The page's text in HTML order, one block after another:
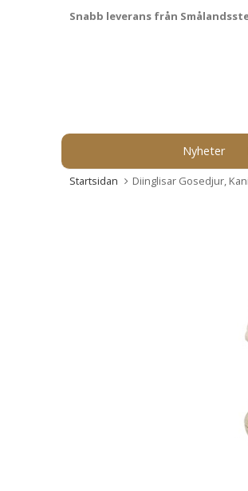
Snabb leverans från
Nyheter
Startsidan Diinglisar Gosedjur,